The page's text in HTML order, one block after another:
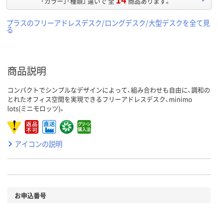
プラスのフリーアドレスデスク/ロングデスク/大型デスクを全て見
る
商品説明
コンパクトでシンプルなデザインによって、組み合わせも自由に、調和の
とれたオフィス空間を実現できるフリーアドレスデスク、minimo
lots(ミニモロッツ)。
アイコンの説明
お申込番号